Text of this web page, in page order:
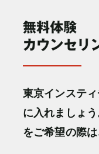
東京インステ
に入れましょ
をご希望の際